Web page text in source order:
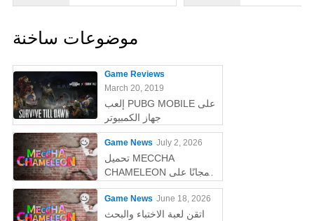
موضوعات ساخنة
Game Reviews
March 20, 2019
إلعب PUBG MOBILE على
جهاز الكمبيوتر
Game News July 2, 2026
تحميل MECCHA
CHAMELEON مجانًا على
الكمبيوتر
Game News June 18, 2026
اتقن لعبة الاختباء والبحث